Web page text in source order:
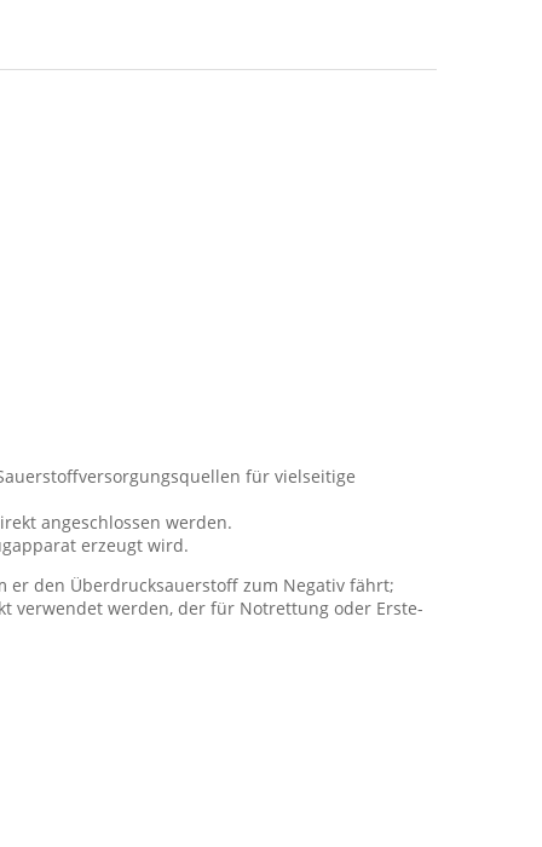
für vielseitige
angeschlossen werden.
erzeugt wird.
er den Überdrucksauerstoff zum Negativ fährt;
verwendet werden, der für Notrettung oder Erste-